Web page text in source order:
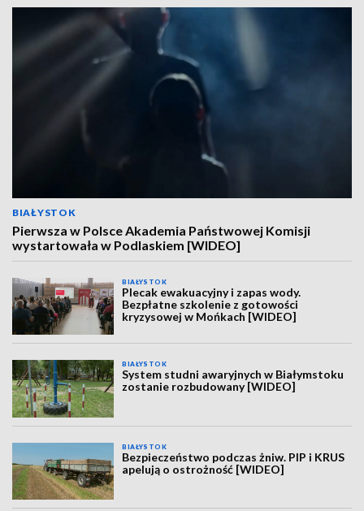
BIAŁYSTOK
Pierwsza w Polsce Akademia Państwowej Komisji
wystartowała w Podlaskiem [WIDEO]
BIAŁYSTOK
Plecak ewakuacyjny i zapas wody.
Bezpłatne szkolenie z gotowości
kryzysowej w Mońkach [WIDEO]
BIAŁYSTOK
System studni awaryjnych w Białymstoku
zostanie rozbudowany [WIDEO]
BIAŁYSTOK
Bezpieczeństwo podczas żniw. PIP i KRUS
apelują o ostrożność [WIDEO]